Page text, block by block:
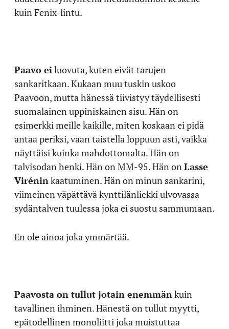
kuin Fenix-lintu.
Paavo eiluovuta, kuten eivät tarujen
sankaritkaan. Kukaan muu tuskin uskoo
Paavoon, mutta hänessä tiivistyy täydellisesti
suomalainen uppiniskainen sisu. Hän on
esimerkki meille kaikille, miten koskaan ei pidä
antaa periksi, vaan taistella loppuun asti, vaikka
näyttäisi kuinka mahdottomalta. Hän on
talvisodan henki. Hän on MM-95. Hän onLasse
Viréninkaatuminen. Hän on minun sankarini,
viimeinen väpättävä kynttilänliekki ulvovassa
sydäntalven tuulessa joka ei suostu sammumaan.
En ole ainoa joka ymmärtää.
Paavosta on tullut jotain enemmänkuin
tavallinen ihminen. Hänestä on tullut myytti,
epätodellinen monoliitti joka muistuttaa